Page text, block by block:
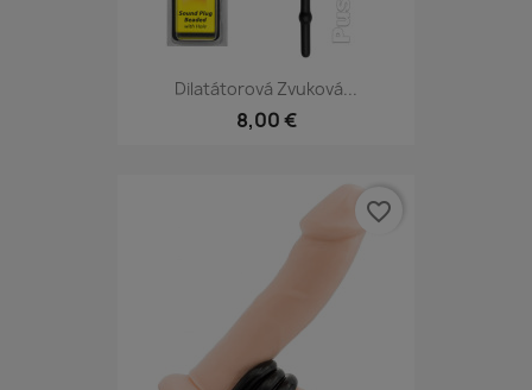
Dilatátorová Zvuková...
8,00 €
favorite_border